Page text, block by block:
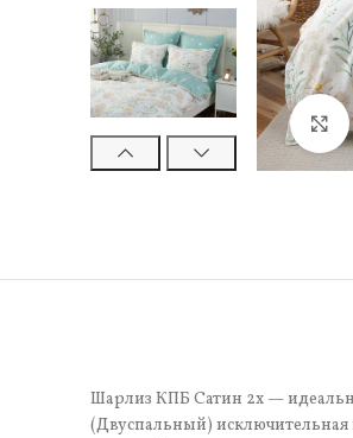
Шарлиз КПБ Сатин 2х —
(Двуспальный) исключительная